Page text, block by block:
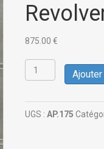
875.00 €
quantité
de
Colt
UGS : AP.175